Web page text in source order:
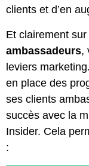
clients et d’en
Et clairement
ambassadeurs,
leviers
en place des
ses clients
succès avec la
Insider. Cela
: